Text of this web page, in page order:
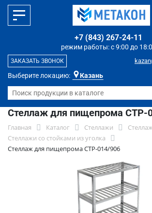
Выберите локацию: Казань
режим работы: с 9:00 до
+7 (843) 267-24-11
ЗАКАЗАТЬ ЗВОНОК
Стеллаж для пищепрома СТР-
Главная Каталог Стеллажи
Стеллажи со стойками из уголка
Стеллаж для пищепрома СТР-014/906